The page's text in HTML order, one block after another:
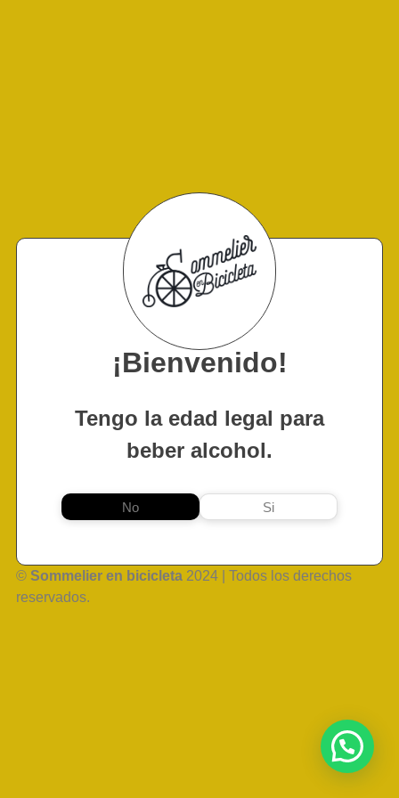
¡Bienvenido!
Tengo la edad legal para
beber alcohol.
No Si
© Sommelier en bicicleta 2024 | Todos los derechos
reservados.